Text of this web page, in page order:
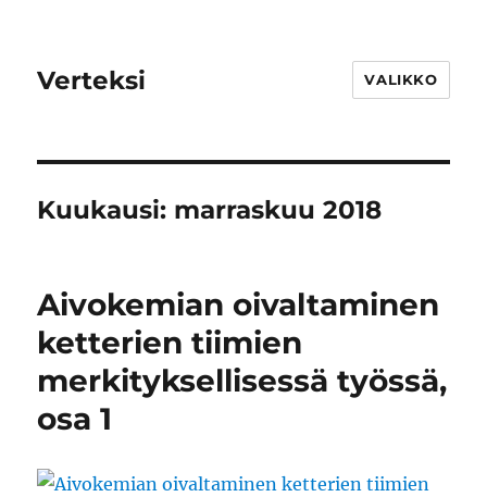
Verteksi VALIKKO
Kuukausi: marraskuu 2018
Aivokemian oivaltaminen
ketterien tiimien
merkityksellisessä työssä,
osa 1